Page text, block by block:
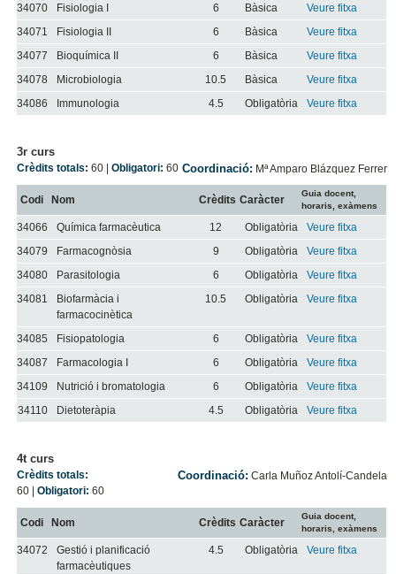
34070
Fisiologia I 6 Bàsica
Veure fitxa
34071
Fisiologia II 6 Bàsica
Veure fitxa
34077
Bioquímica II 6 Bàsica
Veure fitxa
34078
Microbiologia 10.5 Bàsica
Veure fitxa
34086
Immunologia 4.5 Obligatòria Veure fitxa
3r curs
Coordinació: Mª Amparo Blázquez Ferrer
Crèdits totals: 60 |Obligatori: 60
Codi Nom Crèdits Caràcter
Guia docent,
horaris, exàmens
34066 Química farmacèutica 12 Obligatòria
Veure fitxa
34079
Farmacognòsia 9 Obligatòria
Veure fitxa
34080
Parasitologia 6 Obligatòria
Veure fitxa
34081
Biofarmàcia i
farmacocinètica
10.5 Obligatòria Veure fitxa
34085 Fisiopatologia 6 Obligatòria
Veure fitxa
34087
Farmacologia I 6 Obligatòria
Veure fitxa
34109
Nutrició i bromatologia 6 Obligatòria
Veure fitxa
34110
Dietoteràpia 4.5 Obligatòria Veure fitxa
4t curs
Coordinació: Carla Muñoz Antolí-Candela
Crèdits totals:
60 |Obligatori: 60
Codi Nom Crèdits Caràcter
Guia docent,
horaris, exàmens
34072
Gestió i planificació
farmacèutiques
4.5 Obligatòria Veure fitxa